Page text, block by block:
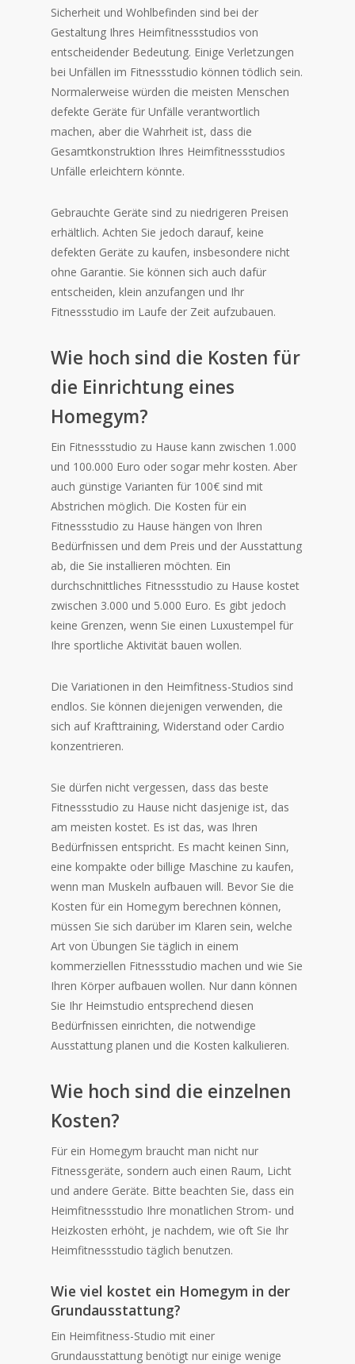
Sicherheit und Wohlbefinden sind bei der
Gestaltung Ihres Heimfitnessstudios von
entscheidender Bedeutung. Einige Verletzungen
bei Unfällen im Fitnessstudio können tödlich sein.
Normalerweise würden die meisten Menschen
defekte Geräte für Unfälle verantwortlich
machen, aber die Wahrheit ist, dass die
Gesamtkonstruktion Ihres Heimfitnessstudios
Unfälle erleichtern könnte.
Gebrauchte Geräte sind zu niedrigeren Preisen
erhältlich. Achten Sie jedoch darauf, keine
defekten Geräte zu kaufen, insbesondere nicht
ohne Garantie. Sie können sich auch dafür
entscheiden, klein anzufangen und Ihr
Fitnessstudio im Laufe der Zeit aufzubauen.
Wie hoch sind die Kosten für
die Einrichtung eines
Homegym?
Ein Fitnessstudio zu Hause kann zwischen 1.000
und 100.000 Euro oder sogar mehr kosten. Aber
auch günstige Varianten für 100€ sind mit
Abstrichen möglich. Die Kosten für ein
Fitnessstudio zu Hause hängen von Ihren
Bedürfnissen und dem Preis und der Ausstattung
ab, die Sie installieren möchten. Ein
durchschnittliches Fitnessstudio zu Hause kostet
zwischen 3.000 und 5.000 Euro. Es gibt jedoch
keine Grenzen, wenn Sie einen Luxustempel für
Ihre sportliche Aktivität bauen wollen.
Die Variationen in den Heimfitness-Studios sind
endlos. Sie können diejenigen verwenden, die
sich auf Krafttraining, Widerstand oder Cardio
konzentrieren.
Sie dürfen nicht vergessen, dass das beste
Fitnessstudio zu Hause nicht dasjenige ist, das
am meisten kostet. Es ist das, was Ihren
Bedürfnissen entspricht. Es macht keinen Sinn,
eine kompakte oder billige Maschine zu kaufen,
wenn man Muskeln aufbauen will. Bevor Sie die
Kosten für ein Homegym berechnen können,
müssen Sie sich darüber im Klaren sein, welche
Art von Übungen Sie täglich in einem
kommerziellen Fitnessstudio machen und wie Sie
Ihren Körper aufbauen wollen. Nur dann können
Sie Ihr Heimstudio entsprechend diesen
Bedürfnissen einrichten, die notwendige
Ausstattung planen und die Kosten kalkulieren.
Wie hoch sind die einzelnen
Kosten?
Für ein Homegym braucht man nicht nur
Fitnessgeräte, sondern auch einen Raum, Licht
und andere Geräte. Bitte beachten Sie, dass ein
Heimfitnessstudio Ihre monatlichen Strom- und
Heizkosten erhöht, je nachdem, wie oft Sie Ihr
Heimfitnessstudio täglich benutzen.
Wie viel kostet ein Homegym in der
Grundausstattung?
Ein Heimfitness-Studio mit einer
Grundausstattung benötigt nur einige wenige